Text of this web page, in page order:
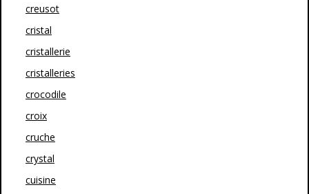
creusot
cristal
cristallerie
cristalleries
crocodile
croix
cruche
crystal
cuisine